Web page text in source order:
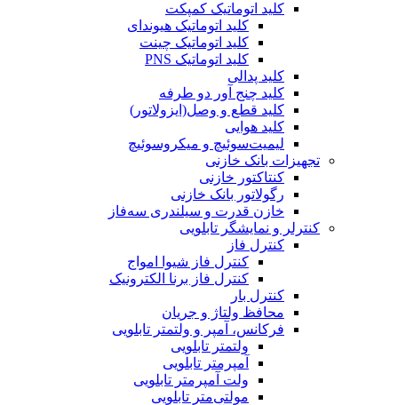
کلید اتوماتیک کمپکت
کلید اتوماتیک هیوندای
کلید اتوماتیک چینت
کلید اتوماتیک PNS
کلید پدالی
کلید چنج آور دو طرفه
کلید قطع و وصل(ایزولاتور)
کلید هوایی
لیمیت‌سوئیچ و میکروسوئیچ
تجهیزات بانک خازنی
کنتاکتور خازنی
رگولاتور بانک خازنی
خازن قدرت و سیلندری سه‌فاز
کنترلر و نمایشگر تابلویی
کنترل فاز
کنترل فاز شیوا امواج
کنترل فاز برنا الکترونیک
کنترل بار
محافظ ولتاژ و جریان
فرکانس، آمپر و ولتمتر تابلویی
ولتمتر تابلویی
آمپرمتر تابلویی
ولت آمپرمتر تابلویی
مولتی‌متر تابلویی